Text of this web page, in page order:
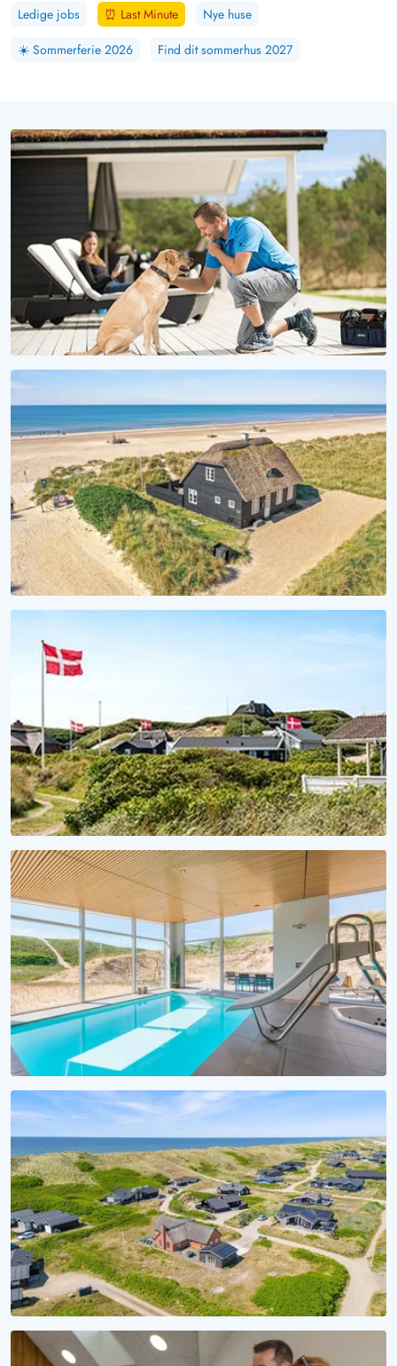
Ledige jobs ⏰ Last Minute
Nye huse
☀️ Sommerferie 2026 Find dit sommerhus 2027
VOV, HVOR ER DET SMUKT HER!
Sommerhuse med hund tilladt
Vågn op til lyden af bølger
Se vores sommerhuse ved vandet
FERIESÆSON 2027
Et hav af forventningsglæde
Lej sommerhus til 2027 nu!
VANDSJOV FOR ALLE
Badeferie ved Vesterhavet
Alle sommerhuse med pool her!
SÆSON 2028
Reservér dit sommerhus til 2028